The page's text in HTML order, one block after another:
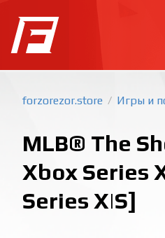
forzorezor.store / Игры и
MLB® The
Xbox Series
Series X|S]